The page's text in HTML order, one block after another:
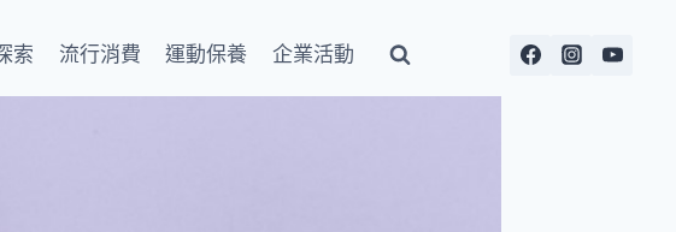
索 流行消費 運動保養 企業活動